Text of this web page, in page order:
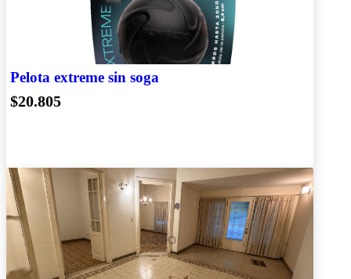
Pelota extreme sin soga
$20.805